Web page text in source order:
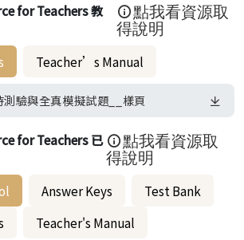
for Teachers 教
點我看資源取
得說明
Teacher’s Manual
驗與全真模擬試題__樣頁
for Teachers 已
點我看資源取
得說明
Answer Keys
Test Bank
Teacher's Manual